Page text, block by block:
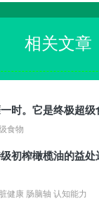
相关文章
时。它是终极超级
食物
初榨橄榄油的益
健康 肠脑轴 认知能力